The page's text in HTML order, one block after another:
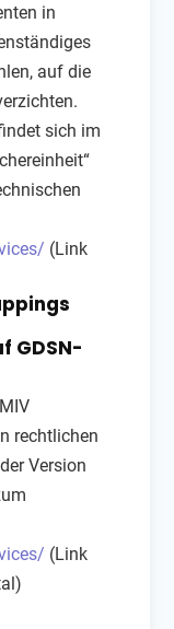
in
auf die
sich im
(Link
GDSN-
rechtlichen
Version
(Link